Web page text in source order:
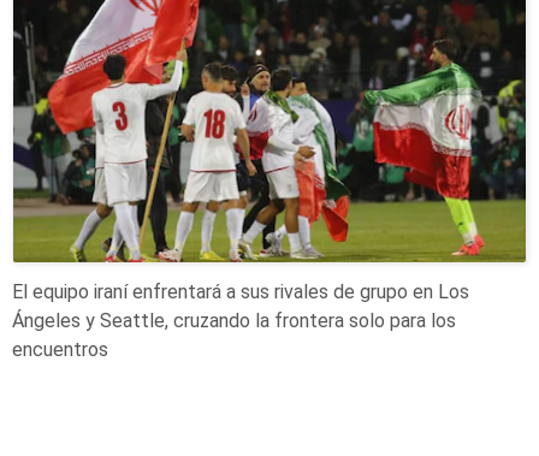
El equipo iraní enfrentará a sus rivales de grupo en Los
Ángeles y Seattle, cruzando la frontera solo para los
encuentros